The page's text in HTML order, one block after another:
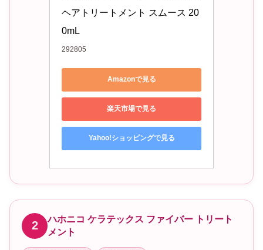
ヘアトリートメント スムース 20
0mL
292805
Amazonで見る
楽天市場で見る
Yahoo!ショッピングで見る
2
ハホニコ ケラテックス ファイバー トリート
メント